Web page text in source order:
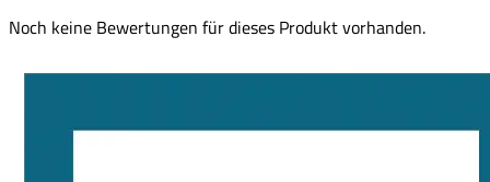
Noch keine Bewertungen für dieses Produkt vorhanden.